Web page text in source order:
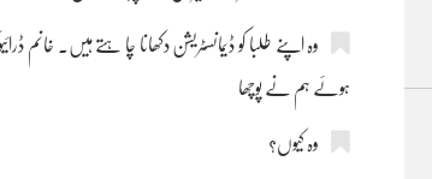
وہ اپنے طلبا کو ڈیمانسٹریشن دکھانا چا ہتے ہیں۔ خانم
ہوئے ہم نے پوچھا
وہ کیوں؟